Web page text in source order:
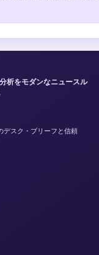
析をモダンなニュースル
デスク・ブリーフと信頼